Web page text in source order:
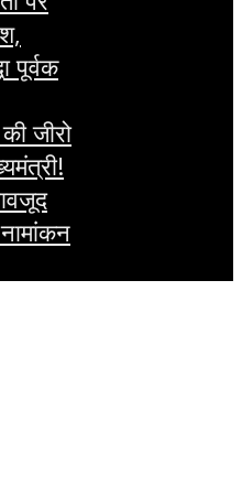
पूर्वक
जीरो